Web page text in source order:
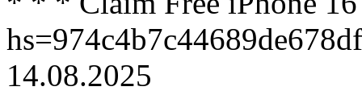
14.08.2025